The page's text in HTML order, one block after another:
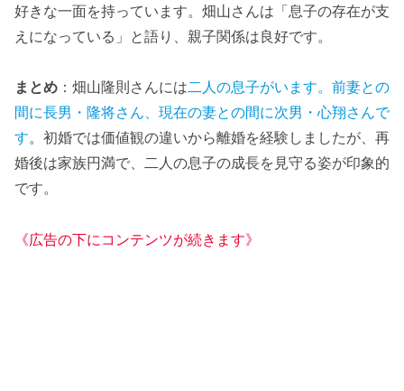
好きな一面を持っています。畑山さんは「息子の存在が支
えになっている」と語り、親子関係は良好です。
まとめ ：畑山隆則さんには二人の息子がいます。前妻との
間に長男・隆将さん、現在の妻との間に次男・心翔さんで
す。初婚では価値観の違いから離婚を経験しましたが、再
婚後は家族円満で、二人の息子の成長を見守る姿が印象的
です。
《広告の下にコンテンツが続きます》